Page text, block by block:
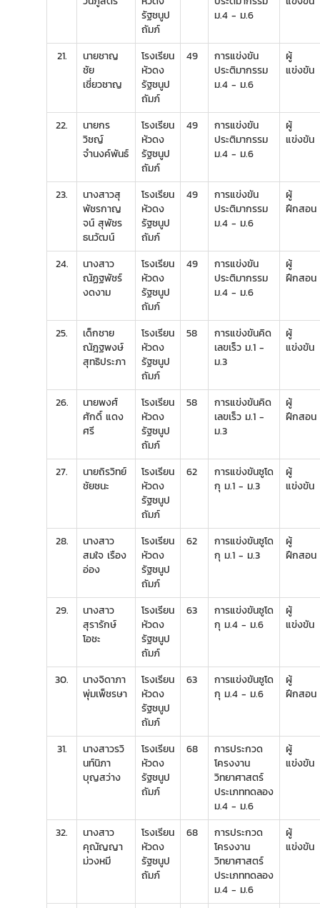
รัฐชนูป
ถัมภ์
ม.4 - ม.6
21.
นายชาญ
ชัย
เชี่ยวชาญ
โรงเรียน
หัวดง
รัฐชนูป
ถัมภ์
49
การแข่งขัน
ประติมากรรม
ม.4 - ม.6
ผู้
แข่งขัน
22.
นายกร
วิชญ์
จำนงค์พันธ์
โรงเรียน
หัวดง
รัฐชนูป
ถัมภ์
49
การแข่งขัน
ประติมากรรม
ม.4 - ม.6
ผู้
แข่งขัน
23.
นางสาวสุ
พัชรกาญ
จน์ สุพัชร
ธนวัฒน์
โรงเรียน
หัวดง
รัฐชนูป
ถัมภ์
49
การแข่งขัน
ประติมากรรม
ม.4 - ม.6
ผู้
ฝึกสอน
24.
นางสาว
ณัฏฐพัชร์
งดงาม
โรงเรียน
หัวดง
รัฐชนูป
ถัมภ์
49
การแข่งขัน
ประติมากรรม
ม.4 - ม.6
ผู้
ฝึกสอน
25.
เด็กชาย
ณัฎฐพงษ์
สุทธิประภา
โรงเรียน
หัวดง
รัฐชนูป
ถัมภ์
58
การแข่งขันคิด
เลขเร็ว ม.1 -
ม.3
ผู้
แข่งขัน
26.
นายพงศ์
ศักดิ์ แดง
ศรี
โรงเรียน
หัวดง
รัฐชนูป
ถัมภ์
58
การแข่งขันคิด
เลขเร็ว ม.1 -
ม.3
ผู้
ฝึกสอน
27.
นายถิรวิทย์
ชัยชนะ
โรงเรียน
หัวดง
รัฐชนูป
ถัมภ์
62
การแข่งขันซูโด
กุ ม.1 - ม.3
ผู้
แข่งขัน
28.
นางสาว
สมใจ เรือง
อ่อง
โรงเรียน
หัวดง
รัฐชนูป
ถัมภ์
62
การแข่งขันซูโด
กุ ม.1 - ม.3
ผู้
ฝึกสอน
29.
นางสาว
สุรารักษ์
โอชะ
โรงเรียน
หัวดง
รัฐชนูป
ถัมภ์
63
การแข่งขันซูโด
กุ ม.4 - ม.6
ผู้
แข่งขัน
30.
นางจิดาภา
พุ่มเพ็ชรษา
โรงเรียน
หัวดง
รัฐชนูป
ถัมภ์
63
การแข่งขันซูโด
กุ ม.4 - ม.6
ผู้
ฝึกสอน
31.
นางสาวรวิ
นท์นิภา
บุญสว่าง
โรงเรียน
หัวดง
รัฐชนูป
ถัมภ์
68
การประกวด
โครงงาน
วิทยาศาสตร์
ประเภททดลอง
ม.4 - ม.6
ผู้
แข่งขัน
32.
นางสาว
คุณัญญา
ม่วงหมี
โรงเรียน
หัวดง
รัฐชนูป
ถัมภ์
68
การประกวด
โครงงาน
วิทยาศาสตร์
ประเภททดลอง
ม.4 - ม.6
ผู้
แข่งขัน